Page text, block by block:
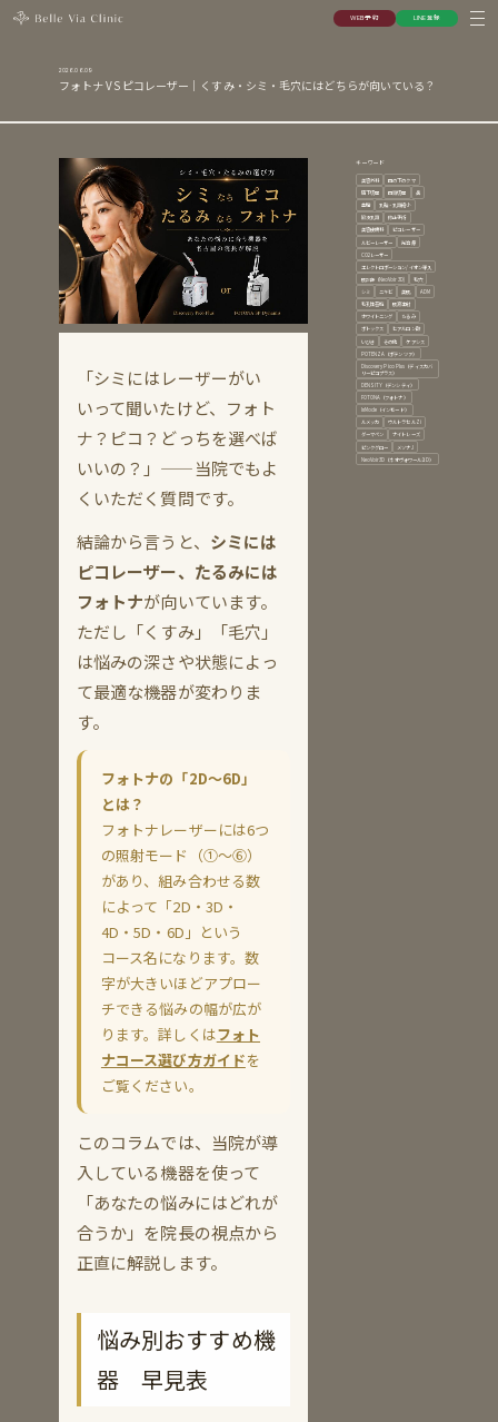
WEB予約
LINE登録
2026.06.09
フォトナ VS ピコレーザー｜くすみ・シミ・毛穴にはどちらが向いている？
「シミにはレーザーがい
いって聞いたけど、フォト
ナ？ピコ？どっちを選べば
いいの？」——当院でもよ
くいただく質問です。
結論から言うと、 シミには
ピコレーザー、たるみには
フォトナが向いています。
ただし「くすみ」「毛穴」
は悩みの深さや状態によっ
て最適な機器が変わりま
す。
フォトナの「2D〜6D」
とは？
フォトナレーザーには6つ
の照射モード（①〜⑥）
があり、組み合わせる数
によって「2D・3D・
4D・5D・6D」という
コース名になります。数
字が大きいほどアプロー
チできる悩みの幅が広が
ります。詳しくはフォト
ナコース選び方ガイドを
ご覧ください。
このコラムでは、当院が導
入している機器を使って
「あなたの悩みにはどれが
合うか」を院長の視点から
正直に解説します。
悩み別おすすめ機
器 早見表
キーワード
美容外科
目の下のクマ
眉下切開
目頭切開
鼻
豊胸
乳輪・乳頭縮小
陥没乳頭
修正手術
美容皮膚科
ピコレーザー
ルビーレーザー
光治療
CO2レーザー
エレクトロポーション/イオン導入
肌診断（NeoVoir3D)
毛穴
シミ
ニキビ 美肌
ADM
毛孔性苔癬
肌育注射
ホワイトニング
たるみ
ボトックス
ヒアルロン酸
いびき
その他
ケアシス
POTENZA（ポテンツァ）
Discovery Pico Plus（ディスカバ
リーピコプラス）
DENSITY（デンシティ）
FOTONA（フォトナ）
InMode（インモード）
ルメッカ
ウルトラセルZi
ダーマペン
ナイトレーズ
ピンクグロー
メソナJ
NeoVoir3D（ネオヴォワール３D）